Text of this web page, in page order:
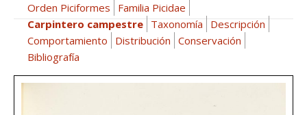
Orden Piciformes
Familia Picidae
Carpintero campestre
Taxonomía
Descripción
Comportamiento
Distribución Conservación
Bibliografía